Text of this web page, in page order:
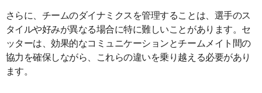
さらに、チームのダイナミクスを管理することは、選手のス
タイルや好みが異なる場合に特に難しいことがあります。セ
ッターは、効果的なコミュニケーションとチームメイト間の
協力を確保しながら、これらの違いを乗り越える必要があり
ます。